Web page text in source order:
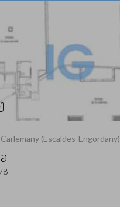
(Escaldes-Engordany)